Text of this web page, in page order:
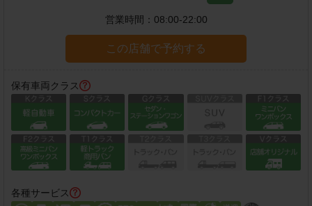
営業時間： 08:00-22:00
この店舗で予約する
保有車両クラス
各種サービス